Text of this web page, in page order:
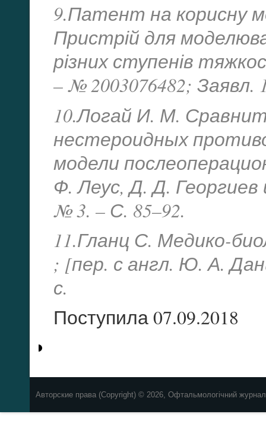
9.Патент на корисну
Пристрій для
різних ступенів
– № 2003076482; Заявл.
10.Логай И. М.
нестероидных
модели
Ф. Леус, Д. Д.
№ 3. – С. 85–92.
11.Гланц С. Медико-
; [пер. с англ. Ю. А.
с.
Поступила 07.09.2018
Авторские права (Copyright) © 2026, Офтальмологічний